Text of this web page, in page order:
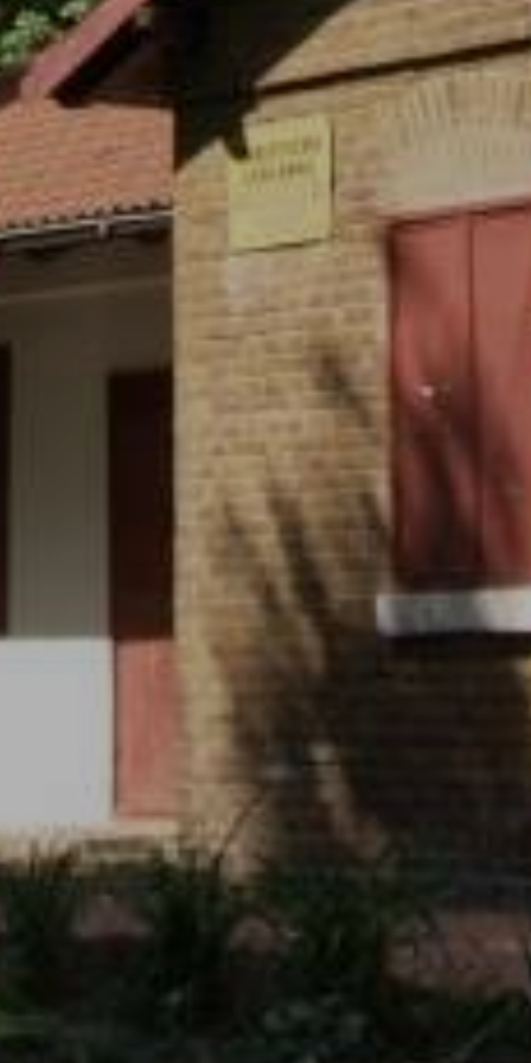
uživatelem (např. při odhlášení z webových
stránek) a dlouhodobá, která zůstávají v
prohlížeči i po jeho opětovném spuštění a
jejich platnost vyprší v závislosti na jejich
Původ cookies se Vašem prohlížeči může být
ovlivněn první stranou (webovými stránkami),
Vámi (cookies můžete přidávat / měnit / mazat
např. přes nástroje pro vývojáře) nebo třetí
stranou (vložené nástroje pro analýzu
návštěvnosti a marketing).
Dále cookies dělíme nanezbytně nutná
, která slouží ke správné funkci
webových stránek. Souhlas s použitím
technických cookies je automaticky platný.
volitelná cookies (statistická a
, která ukládáme do vašeho
zařízení pouze na základě vašeho souhlasu a
mohou být zpracována třetí stranou (např.
Google analytics, Facebook pixel apod.).
Statistická cookies nám pomáhají vylepšovat
webové stránky na základě vaší návštěvy.
Pomocí marketingových cookies vám můžeme
nabídnout přesnější reklamní obsah podle
zájmu z již navštívených webových stránek.
Zakázání cookies v prohlížeči
Bez vašeho souhlasu do prohlížeče
neukládáme žádná volitelná cookies.
Zakázáním všech cookies v prohlížeči může
docházet k nefunkčnostem některých částí
webu. Více informací k zákazu cookies najdete
v souborech s nápovědou vašeho prohlížeče: